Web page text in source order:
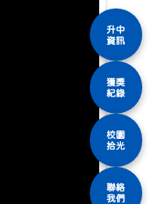
升中
資訊
獲獎
紀錄
校園
拾光
聯絡
我們